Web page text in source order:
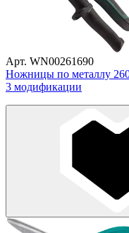
Арт. WN00261690
Ножницы по металлу
3 модификации